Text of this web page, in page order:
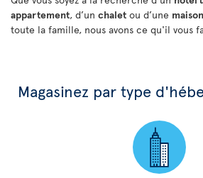
appartement, d’un chalet ou d’une maison
toute la famille, nous avons ce qu'il vous
Magasinez par type